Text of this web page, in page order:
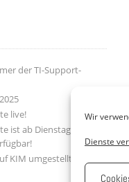
Wir
Dienste
der TI-Support-
live!
ist ab Dienstag, den 9.
KIM umgestellt!